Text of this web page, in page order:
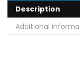
Description
Additional